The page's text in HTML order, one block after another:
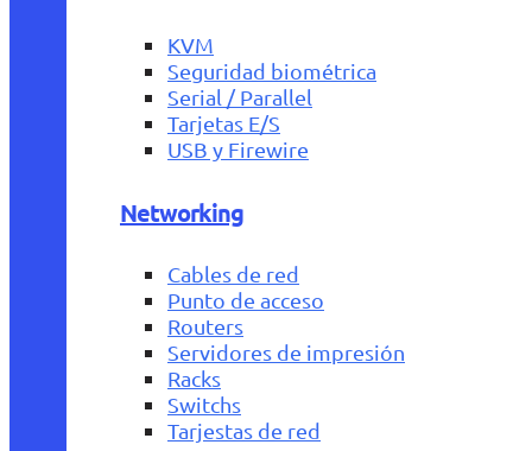
KVM
Seguridad biométrica
Serial / Parallel
Tarjetas E/S
USB y Firewire
Networking
Cables de red
Punto de acceso
Routers
Servidores de impresión
Racks
Switchs
Tarjestas de red